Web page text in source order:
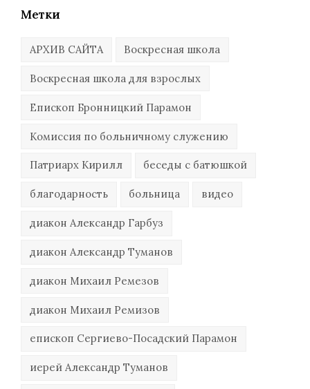
Метки
АРХИВ САЙТА Воскресная школа
Воскресная школа для взрослых
Епископ Бронницкий Парамон
Комиссия по больничному служению
Патриарх Кирилл беседы с батюшкой
благодарность больница видео
диакон Александр Гарбуз
диакон Александр Туманов
диакон Михаил Ремезов
диакон Михаил Ремизов
епископ Сергиево-Посадский Парамон
иерей Александр Туманов